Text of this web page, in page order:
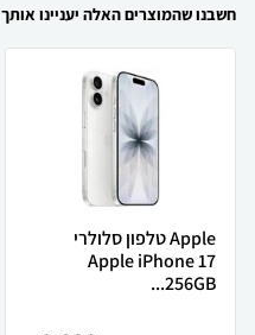
חשבנו שהמוצרים האלה יעניינו אותך
Apple טלפון סלולרי
Apple iPhone 17
256GB...